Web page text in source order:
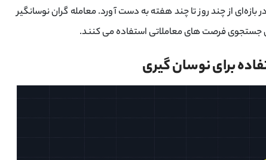
بازه‌ای از چند روز تا چند هفته به دست آورد. معامله گران نوسانگیر
جستجوی فرصت های معاملاتی استفاده می کنند.
برای نوسان گیری